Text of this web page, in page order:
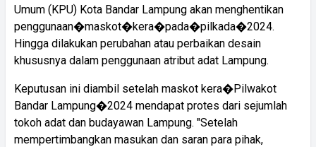
Umum (KPU) Kota Bandar Lampung akan menghentikan
penggunaan�maskot�kera�pada�pilkada�2024.
Hingga dilakukan perubahan atau perbaikan desain
khususnya dalam penggunaan atribut adat Lampung.
Keputusan ini diambil setelah maskot kera�Pilwakot
Bandar Lampung�2024 mendapat protes dari sejumlah
tokoh adat dan budayawan Lampung. "Setelah
mempertimbangkan masukan dan saran para pihak,